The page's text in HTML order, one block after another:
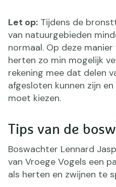
Let op: Tijdens de
van natuurgebieden
normaal. Op deze
herten zo min mogelijk
rekening mee dat delen
afgesloten kunnen zijn
moet kiezen.
Tips van de
Boswachter Lennard
van Vroege Vogels een
als herten en zwijnen te